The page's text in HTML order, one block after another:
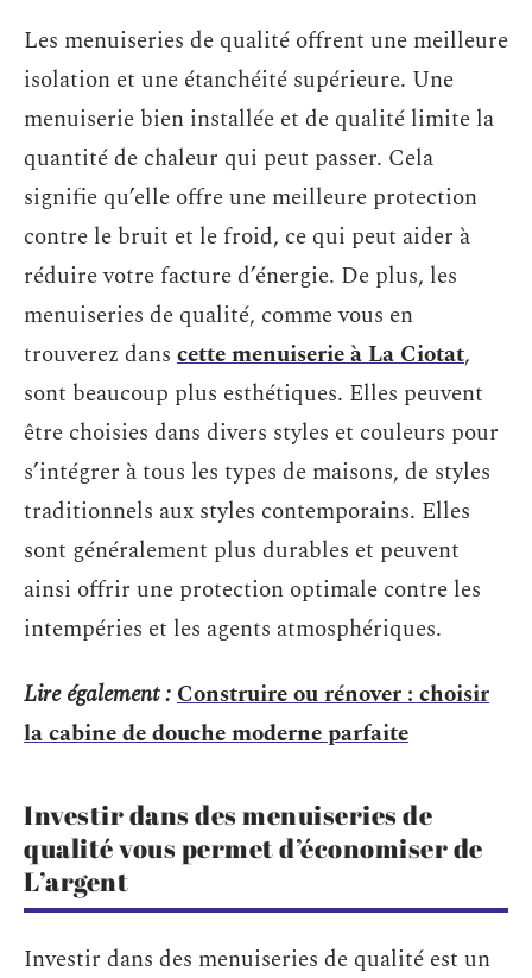
Les menuiseries de qualité offrent une meilleure
isolation et une étanchéité supérieure. Une
menuiserie bien installée et de qualité limite la
quantité de chaleur qui peut passer. Cela
signifie qu’elle offre une meilleure protection
contre le bruit et le froid, ce qui peut aider à
réduire votre facture d’énergie. De plus, les
menuiseries de qualité, comme vous en
trouverez dans cette menuiserie à La Ciotat,
sont beaucoup plus esthétiques. Elles peuvent
être choisies dans divers styles et couleurs pour
s’intégrer à tous les types de maisons, de styles
traditionnels aux styles contemporains. Elles
sont généralement plus durables et peuvent
ainsi offrir une protection optimale contre les
intempéries et les agents atmosphériques.
Lire également :Construire ou rénover : choisir
la cabine de douche moderne parfaite
Investir dans des menuiseries de
qualité vous permet d’économiser de
L’argent
Investir dans des menuiseries de qualité est un